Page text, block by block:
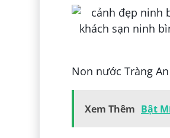
Non nước Tràng
Xem Thêm Bật